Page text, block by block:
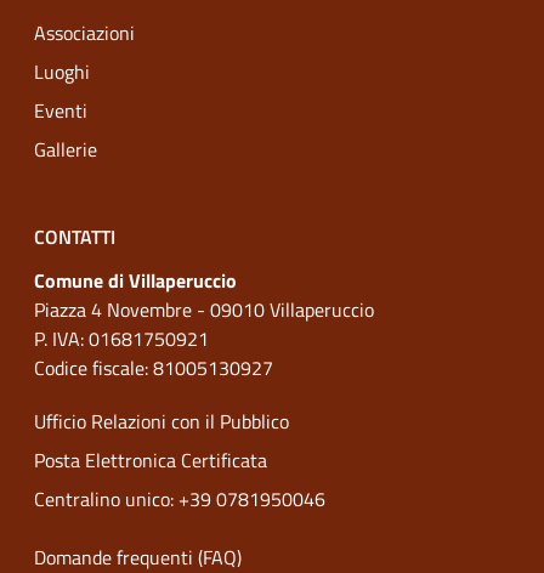
Associazioni
Luoghi
Eventi
Gallerie
CONTATTI
Comune di Villaperuccio
Piazza 4 Novembre - 09010 Villaperuccio
P. IVA: 01681750921
Codice fiscale: 81005130927
Ufficio Relazioni con il Pubblico
Posta Elettronica Certificata
Centralino unico: +39 0781950046
Domande frequenti (FAQ)